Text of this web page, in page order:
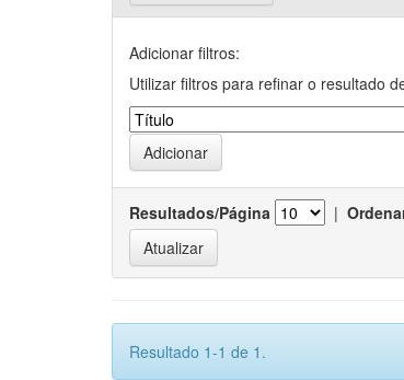
Adicionar filtros:
Utilizar filtros para refinar o resultado
Resultados/Página |
Resultado 1-1 de 1.